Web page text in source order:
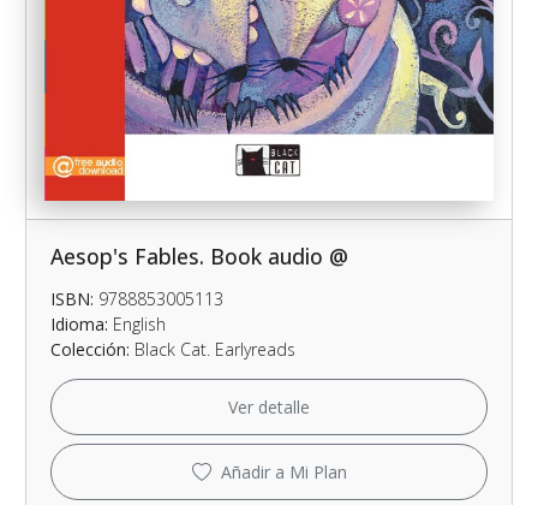
Aesop's Fables. Book audio @
ISBN: 9788853005113
Idioma: English
Colección: Black Cat. Earlyreads
Ver detalle
Añadir a Mi Plan